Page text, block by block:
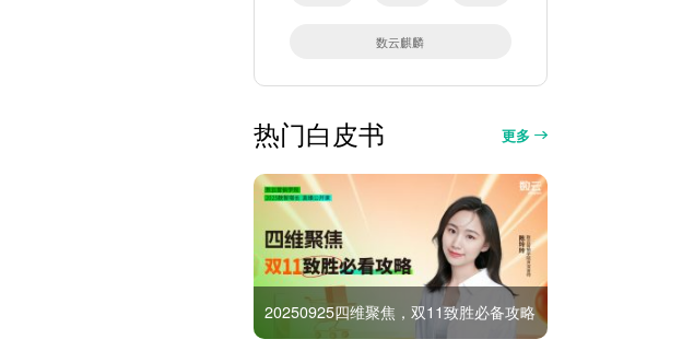
数云麒麟
热门白皮书 更多
20250925四维聚焦，双11致胜必备攻略